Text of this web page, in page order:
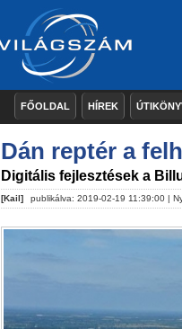
FŐOLDAL HÍREK
Dán reptér a
Digitális fejlesztések a
[Kail] publikálva: 2019-02-19 11:39:00 |